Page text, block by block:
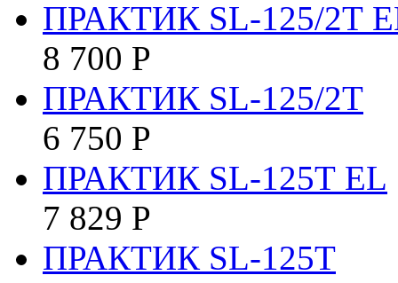
ПРАКТИК SL-125/2Т
8 700 Р
ПРАКТИК SL-125/2Т
6 750 Р
ПРАКТИК SL-125Т EL
7 829 Р
ПРАКТИК SL-125Т